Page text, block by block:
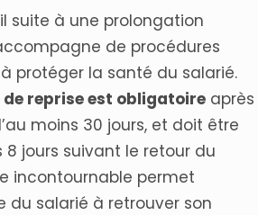
suite à une prolongation
de procédures
protéger la santé du salarié.
reprise est obligatoire après
moins 30 jours, et doit être
8 jours suivant le retour du
incontournable permet
du salarié à retrouver son